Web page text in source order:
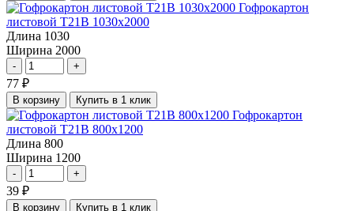
Гофрокартон
листовой Т21В 1030х2000
Длина 1030
Ширина 2000
- +
77 ₽
В корзину Купить в 1 клик
Гофрокартон
листовой Т21В 800х1200
Длина 800
Ширина 1200
- +
39 ₽
В корзину Купить в 1 клик